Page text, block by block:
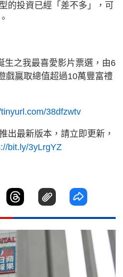
的投資已經「差不多」，可
生之我最喜愛影片票選，由6
戲贏取總值超過10萬豐富禮
38dfzwtv
出最新版本，請立即更新，
bit.ly/3yLrgYZ